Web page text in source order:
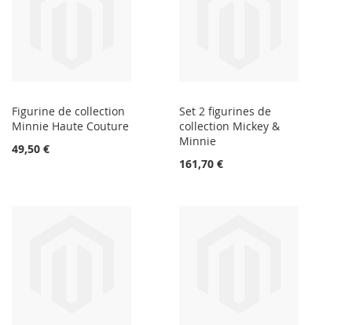
Figurine de collection
Minnie Haute Couture
49,50 €
Set 2 figurines de
collection Mickey &
Minnie
161,70 €